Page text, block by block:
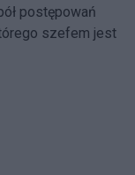
postępowań
szefem jest